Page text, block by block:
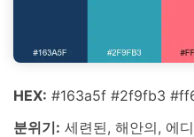
HEX: #163a5f #2f9fb3
분위기: 세련된, 해안의, 에